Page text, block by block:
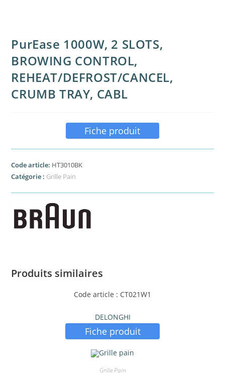
PurEase 1000W, 2 SLOTS,
BROWING CONTROL,
REHEAT/DEFROST/CANCEL,
CRUMB TRAY, CABL
Fiche produit
Code article: HT3010BK
Catégorie : Grille Pain
Produits similaires
Code article : CT021W1
DELONGHI
Fiche produit
Grille Pain